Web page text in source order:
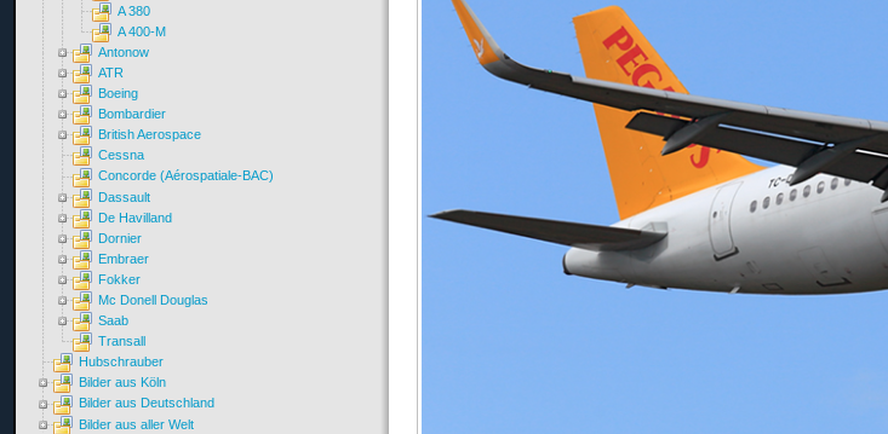
A 380
A 400-M
Antonow
ATR
Boeing
Bombardier
British Aerospace
Cessna
Concorde (Aérospatiale-BAC)
Dassault
De Havilland
Dornier
Embraer
Fokker
Mc Donell Douglas
Saab
Transall
Hubschrauber
Bilder aus Köln
Bilder aus Deutschland
Bilder aus aller Welt